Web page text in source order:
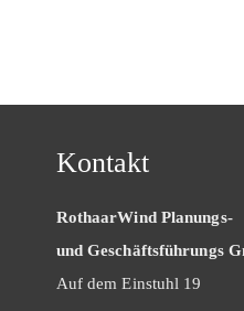
Kontakt
RothaarWind Planungs-
und Geschäftsführungs
Auf dem Einstuhl 19